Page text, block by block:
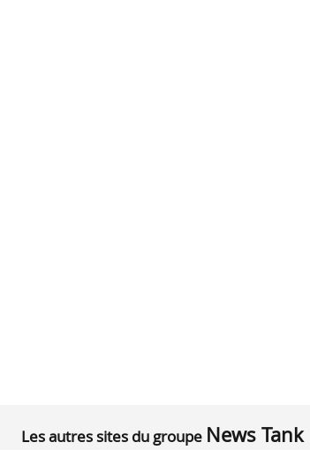
Les autres sites du groupe News Tank